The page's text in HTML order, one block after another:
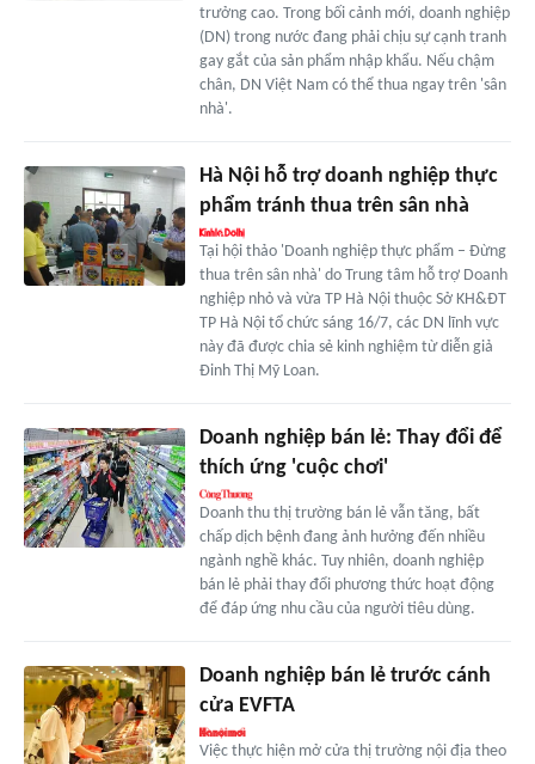
trưởng cao. Trong bối cảnh mới, doanh nghiệp
(DN) trong nước đang phải chịu sự cạnh tranh
gay gắt của sản phẩm nhập khẩu. Nếu chậm
chân, DN Việt Nam có thể thua ngay trên 'sân
nhà'.
Hà Nội hỗ trợ doanh nghiệp thực
phẩm tránh thua trên sân nhà
Tại hội thảo 'Doanh nghiệp thực phẩm – Đừng
thua trên sân nhà' do Trung tâm hỗ trợ Doanh
nghiệp nhỏ và vừa TP Hà Nội thuộc Sở KH&ĐT
TP Hà Nội tổ chức sáng 16/7, các DN lĩnh vực
này đã được chia sẻ kinh nghiệm từ diễn giả
Đinh Thị Mỹ Loan.
Doanh nghiệp bán lẻ: Thay đổi để
thích ứng 'cuộc chơi'
Doanh thu thị trường bán lẻ vẫn tăng, bất
chấp dịch bệnh đang ảnh hưởng đến nhiều
ngành nghề khác. Tuy nhiên, doanh nghiệp
bán lẻ phải thay đổi phương thức hoạt động
để đáp ứng nhu cầu của người tiêu dùng.
Doanh nghiệp bán lẻ trước cánh
cửa EVFTA
Việc thực hiện mở cửa thị trường nội địa theo